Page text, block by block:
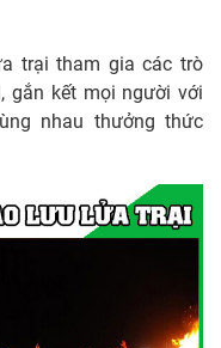
trại tham gia các trò
gắn kết mọi người với
nhau thưởng thức